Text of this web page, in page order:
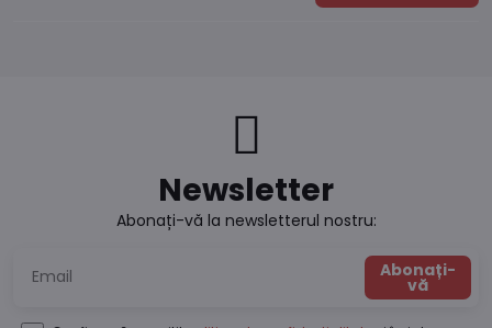
Newsletter
Abonați-vă la newsletterul nostru:
Abonați-
vă